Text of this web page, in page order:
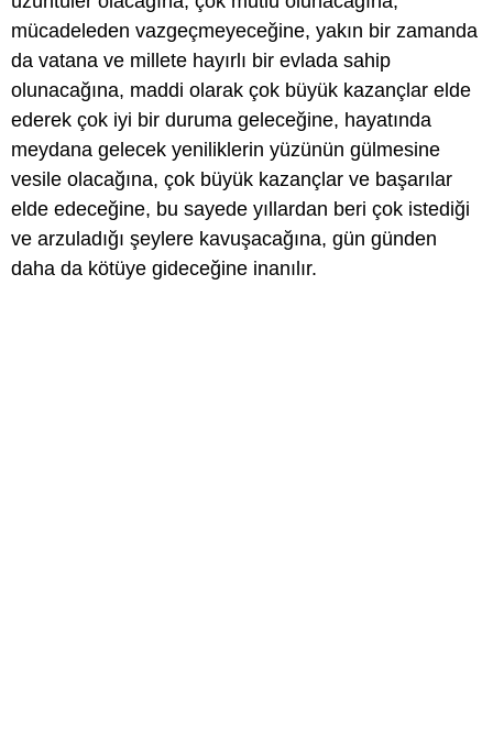
mücadeleden vazgeçmeyeceğine, yakın bir zamanda
da vatana ve millete hayırlı bir evlada sahip
olunacağına, maddi olarak çok büyük kazançlar elde
ederek çok iyi bir duruma geleceğine, hayatında
meydana gelecek yeniliklerin yüzünün gülmesine
vesile olacağına, çok büyük kazançlar ve başarılar
elde edeceğine, bu sayede yıllardan beri çok istediği
ve arzuladığı şeylere kavuşacağına, gün günden
daha da kötüye gideceğine inanılır.